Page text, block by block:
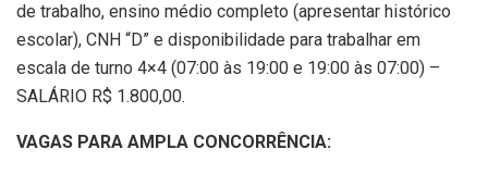
de trabalho, ensino médio completo (apresentar histórico
escolar), CNH “D” e disponibilidade para trabalhar em
escala de turno 4×4 (07:00 às 19:00 e 19:00 às 07:00) –
SALÁRIO R$ 1.800,00.
VAGAS PARA AMPLA CONCORRÊNCIA: